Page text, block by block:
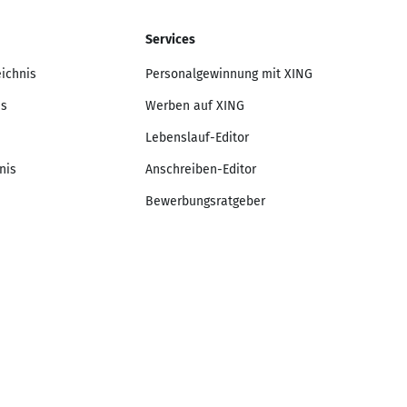
Services
Personalgewinnung mit XING
Werben auf XING
Lebenslauf-Editor
Anschreiben-Editor
Bewerbungsratgeber